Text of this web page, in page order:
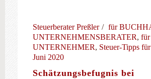
Steuerberater Preßler
für
UNTERNEHMENSBERATER, für
UNTERNEHMER, Steuer-Tipps
Juni 2020
Schätzungsbefugnis bei